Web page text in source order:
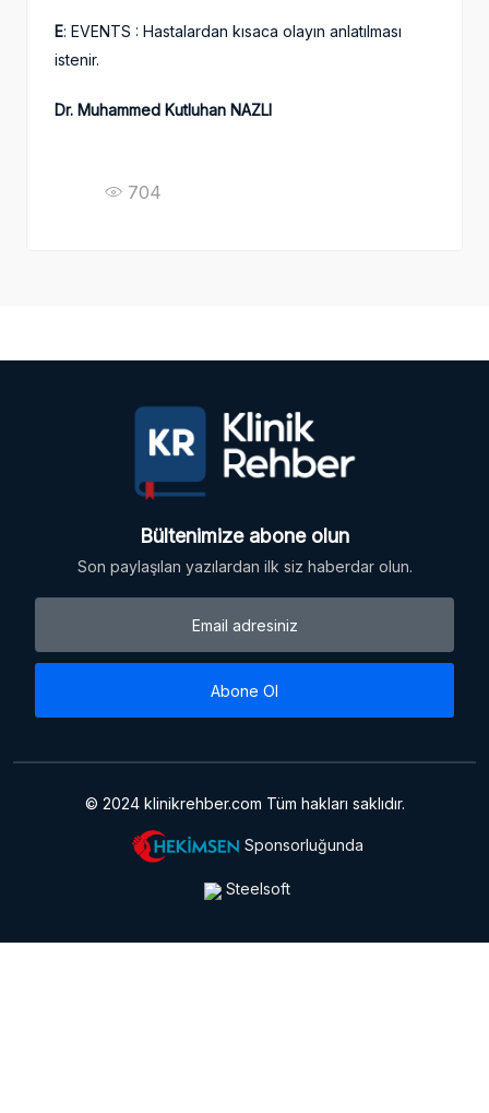
E: EVENTS : Hastalardan kısaca olayın anlatılması
istenir.
Dr. Muhammed Kutluhan NAZLI
704
Bültenimize abone olun
Son paylaşılan yazılardan ilk siz haberdar olun.
Abone Ol
© 2024 klinikrehber.com Tüm hakları saklıdır.
Sponsorluğunda
Steelsoft